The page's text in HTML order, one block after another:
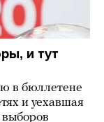
и тут
в бюллетене
и уехавшая